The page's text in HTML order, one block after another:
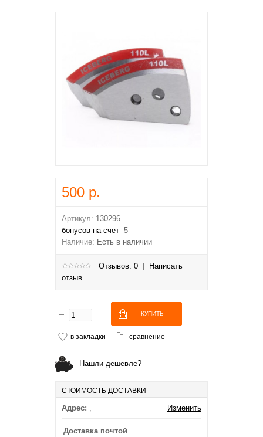
500 р.
Артикул: 130296
бонусов на счет 5
Наличие: Есть в наличии
Отзывов: 0
Написать
отзыв
в закладки сравнение
Нашли дешевле?
СТОИМОСТЬ ДОСТАВКИ
Адрес: , Изменить
Доставка почтой